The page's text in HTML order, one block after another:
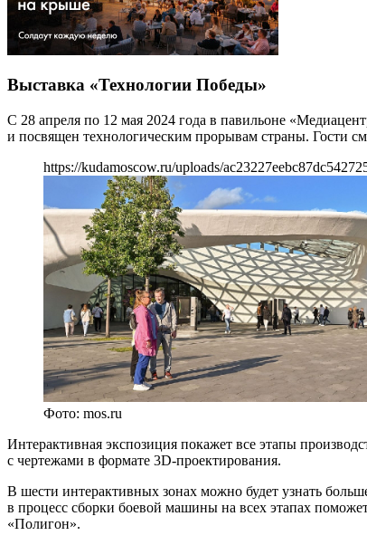
Выставка «Технологии Победы»
С 28 апреля по 12 мая 2024 года в павильоне
и посвящен технологическим прорывам страны. Гости
https://kudamoscow.ru/uploads/
Фото: mos.ru
Интерактивная экспозиция покажет все этапы
с чертежами в формате 3D-проектирования.
В шести интерактивных зонах можно будет узнать
в процесс сборки боевой машины на всех этапах
«Полигон».